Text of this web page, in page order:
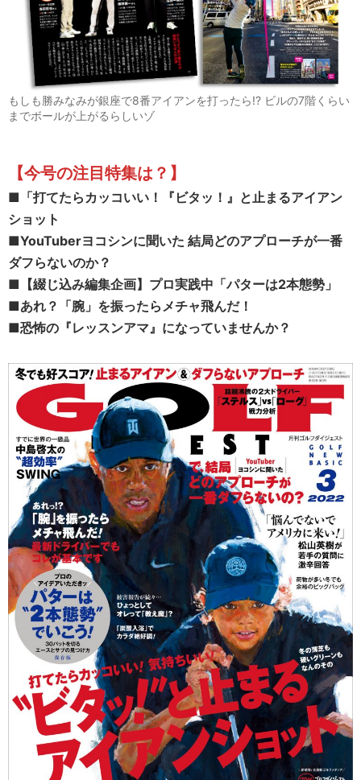
もしも勝みなみが銀座で8番アイアンを打ったら!? ビルの7階くらい
までボールが上がるらしいゾ
【今号の注目特集は？ 】
■「打てたらカッコいい！『ビタッ！』と止まるアイアン
ショット
■YouTuberヨコシンに聞いた 結局どのアプローチが一番
ダフらないのか？
■【綴じ込み編集企画】プロ実践中「パターは2本態勢」
■あれ？「腕」を振ったらメチャ飛んだ！
■恐怖の『レッスンアマ』になっていませんか？